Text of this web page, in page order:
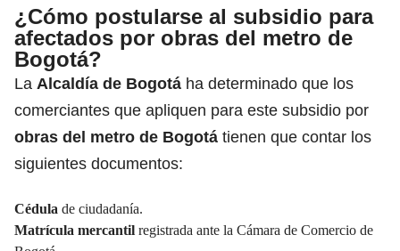
¿Cómo postularse al subsidio para
afectados por obras del metro de
Bogotá?
La Alcaldía de Bogotá ha determinado que los
comerciantes que apliquen para este subsidio por
obras del metro de Bogotá tienen que contar los
siguientes documentos:
Cédula de ciudadanía.
Matrícula mercantil registrada ante la Cámara de Comercio de